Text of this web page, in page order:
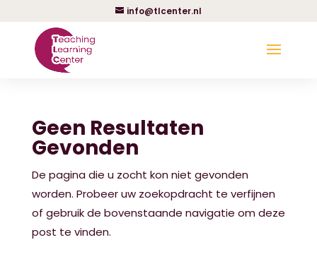
info@tlcenter.nl
Geen Resultaten
Gevonden
De pagina die u zocht kon niet gevonden
worden. Probeer uw zoekopdracht te verfijnen
of gebruik de bovenstaande navigatie om deze
post te vinden.